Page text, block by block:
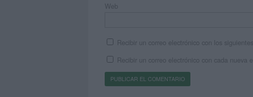
Web
Recibir un correo electrónico con los
Recibir un correo electrónico con cada nueva